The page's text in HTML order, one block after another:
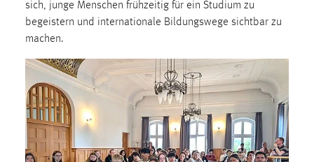
sich, junge Menschen frühzeitig für ein Studium zu
begeistern und internationale Bildungswege sichtbar zu
machen.
Cookie Laufzeit:
Max. 13 Monate
MARKETING
Marketing Cookies werden von Drittanbietern
verwendet, um personalisierte Werbung anzuzeigen.
Sie tun dies, indem sie Besucher über Websites